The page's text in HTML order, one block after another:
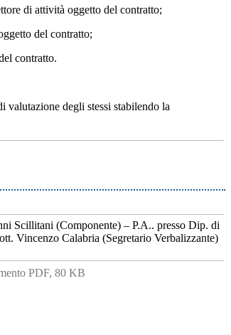
di attività oggetto del contratto;
del contratto;
contratto.
valutazione degli stessi stabilendo la
Scillitani (Componente) – P.A.. presso Dip. di
Vincenzo Calabria (Segretario Verbalizzante)
PDF, 80 KB